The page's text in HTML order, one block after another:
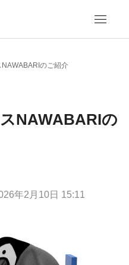
のご紹介
NAWABARIの
年2月10日 15:11